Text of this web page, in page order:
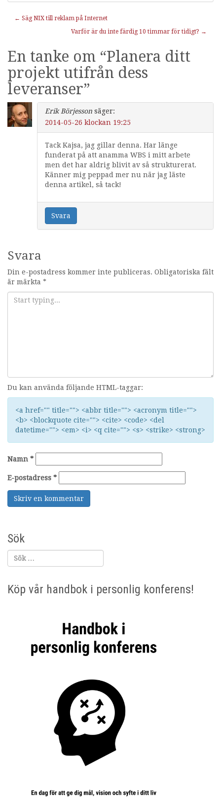
Inläggnavigering
← Säg NIX till reklam på Internet
Varför är du inte färdig 10 timmar för tidigt? →
En tanke om “Planera ditt
projekt utifrån dess
leveranser”
Erik Börjesson säger:
2014-05-26 klockan 19:25
Tack Kajsa, jag gillar denna. Har länge
funderat på att anamma WBS i mitt arbete
men det har aldrig blivit av så strukturerat.
Känner mig peppad mer nu när jag läste
denna artikel, så tack!
Svara
Svara
Din e-postadress kommer inte publiceras. Obligatoriska fält
är märkta *
Du kan använda följande HTML-taggar:
<a href="" title=""> <abbr title=""> <acronym title="">
<b> <blockquote cite=""> <cite> <code> <del
datetime=""> <em> <i> <q cite=""> <s> <strike> <strong>
Namn *
E-postadress *
Sök
Köp vår handbok i personlig konferens!